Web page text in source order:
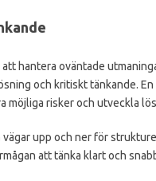
hantera oväntade
och kritiskt tänkande.
risker och utveckla
upp och ner för
att tänka klart och